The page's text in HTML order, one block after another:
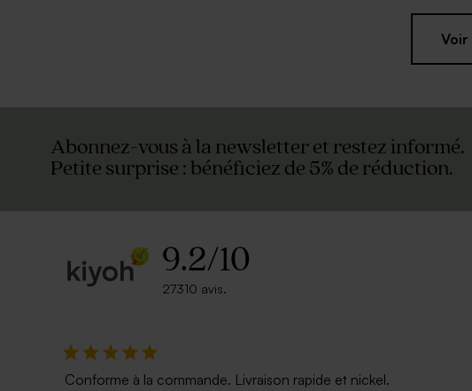
Abonnez-vous à la newsletter et restez informé.
Petite surprise : bénéficiez de 5% de réduction.
9.2/10
27310 avis.
Conforme à la commande. Livraison rapide et nickel.